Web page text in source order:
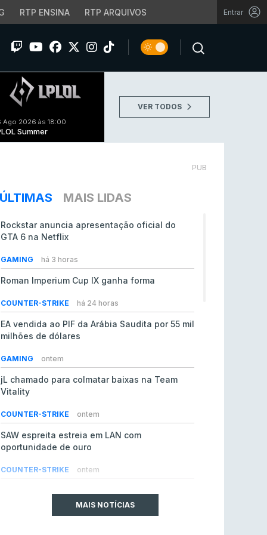
RTP ENSINA RTP ARQUIVOS Entrar
Ago 2026 às 18:00
Summer
VER TODOS
PUB
ÚLTIMAS MAIS LIDAS
Rockstar anuncia apresentação oficial do
GTA 6 na Netflix
GAMING há 3 horas
Roman Imperium Cup IX ganha forma
COUNTER-STRIKE há 24 horas
EA vendida ao PIF da Arábia Saudita por 55 mil
milhões de dólares
GAMING ontem
jL chamado para colmatar baixas na Team
Vitality
COUNTER-STRIKE ontem
SAW espreita estreia em LAN com
oportunidade de ouro
COUNTER-STRIKE ontem
do Counter-Strike 2MAIS NOTÍCIAS